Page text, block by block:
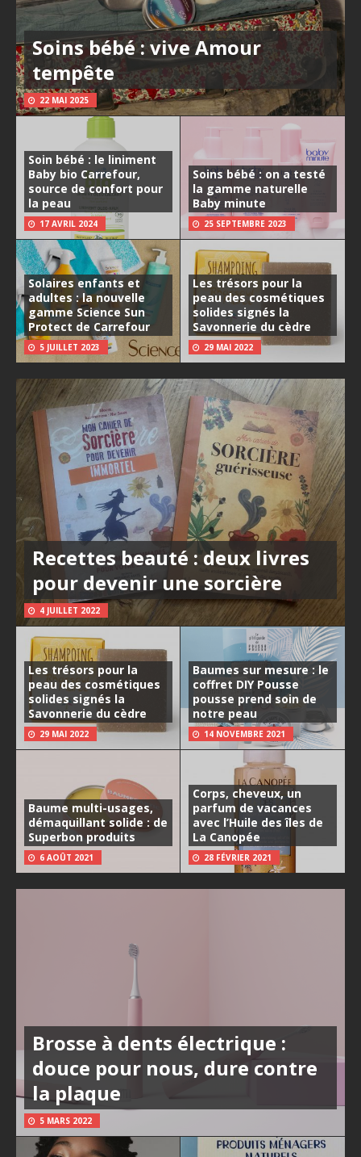
Soins bébé : vive Amour
tempête
22 MAI 2025
Soin bébé : le liniment
Baby bio Carrefour,
source de confort pour
la peau
17 AVRIL 2024
Soins bébé : on a testé
la gamme naturelle
Baby minute
25 SEPTEMBRE 2023
Solaires enfants et
adultes : la nouvelle
gamme Science Sun
Protect de Carrefour
5 JUILLET 2023
Les trésors pour la
peau des cosmétiques
solides signés la
Savonnerie du cèdre
29 MAI 2022
Recettes beauté : deux livres
pour devenir une sorcière
4 JUILLET 2022
Les trésors pour la
peau des cosmétiques
solides signés la
Savonnerie du cèdre
29 MAI 2022
Baumes sur mesure : le
coffret DIY Pousse
pousse prend soin de
notre peau
14 NOVEMBRE 2021
Baume multi-usages,
démaquillant solide : de
Superbon produits
6 AOÛT 2021
Corps, cheveux, un
parfum de vacances
avec l’Huile des îles de
La Canopée
28 FÉVRIER 2021
Brosse à dents électrique :
douce pour nous, dure contre
la plaque
5 MARS 2022